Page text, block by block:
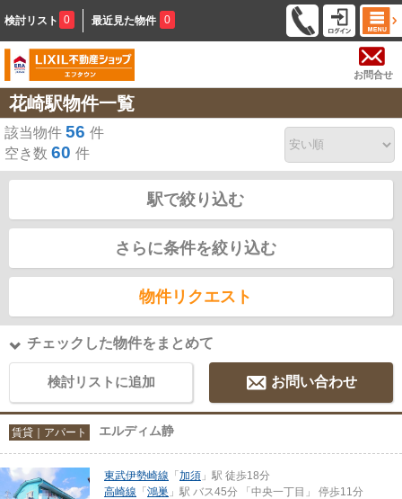
検討リスト 0 最近見た物件 0
お問合せ
花崎駅物件一覧
該当物件 56 件
空き数 60 件
駅で絞り込む
さらに条件を絞り込む
物件リクエスト
チェックした物件をまとめて
検討リストに追加 お問い合わせ
賃貸｜アパート エルディム静
東武伊勢崎線 「 加須 」駅 徒歩18分
高崎線 「 鴻巣 」駅 バス45分 「中央一丁目」 停歩11分